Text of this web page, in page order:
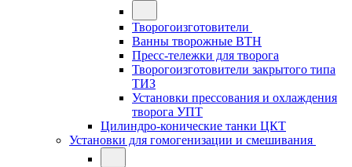
Творогоизготовители
Ванны творожные ВТН
Пресс-тележки для творога
Творогоизготовители закрытого типа
ТИЗ
Установки прессования и охлаждения
творога УПТ
Цилиндро-конические танки ЦКТ
Установки для гомогенизации и смешивания